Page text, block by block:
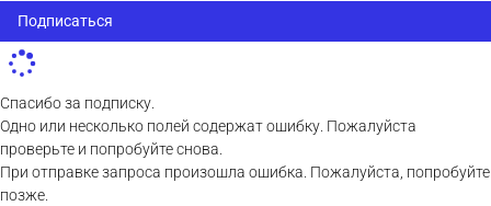
Подписаться
Спасибо за подписку.
Одно или несколько полей содержат ошибку. Пожалуйста
проверьте и попробуйте снова.
При отправке запроса произошла ошибка. Пожалуйста, попробуйте
позже.